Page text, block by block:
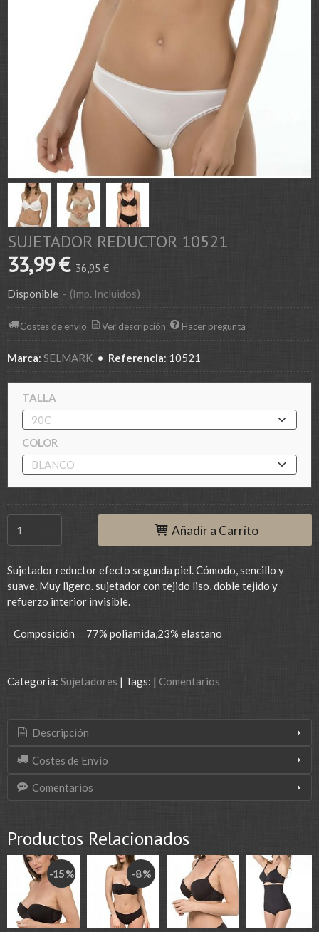
SUJETADOR REDUCTOR 10521
33,99 € 36,95 €
Disponible - (Imp. Incluidos)
Costes de envío Ver descripción Hacer pregunta
Marca: SELMARK • Referencia: 10521
TALLA
COLOR
Añadir a Carrito
Sujetador reductor efecto segunda piel. Cómodo, sencillo y
suave. Muy ligero. sujetador con tejido liso, doble tejido y
refuerzo interior invisible.
Composición 77% poliamida,23% elastano
Categoría: Sujetadores | Tags: | Comentarios
Descripción
Costes de Envío
Comentarios
Productos Relacionados
-15 % -8 %